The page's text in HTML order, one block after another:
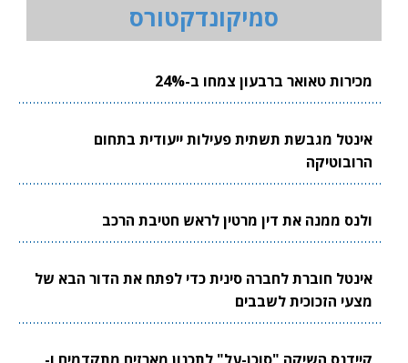
סמיקונדקטורס
מכירות טאואר ברבעון צמחו ב-24%
אינטל מגבשת תשתית פעילות ייעודית בתחום
הרובוטיקה
ולנס ממנה את דין מרטין לראש חטיבת הרכב
אינטל חוברת לחברה סינית כדי לפתח את הדור הבא של
מצעי הזכוכית לשבבים
קיידנס השיקה "סוכן-על" לתכנון מארזים מתקדמים ו-